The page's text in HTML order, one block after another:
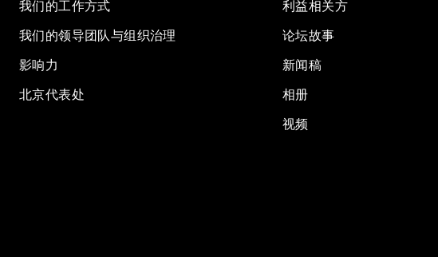
我们的工作方式
我们的领导团队与组织治理
影响力
北京代表处
利益相关方
论坛故事
新闻稿
相册
视频